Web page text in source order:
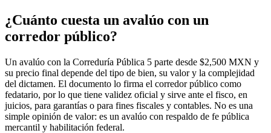
¿Cuánto cuesta un avalúo con un
corredor público?
Un avalúo con la Correduría Pública 5 parte desde $2,500 MXN y
su precio final depende del tipo de bien, su valor y la complejidad
del dictamen. El documento lo firma el corredor público como
fedatario, por lo que tiene validez oficial y sirve ante el fisco, en
juicios, para garantías o para fines fiscales y contables. No es una
simple opinión de valor: es un avalúo con respaldo de fe pública
mercantil y habilitación federal.